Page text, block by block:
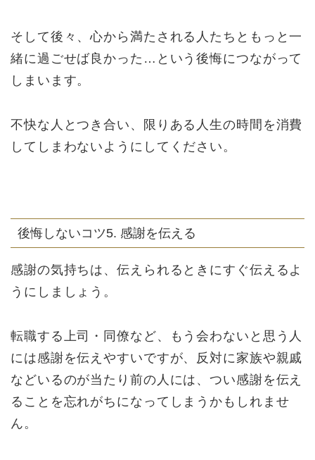
そして後々、心から満たされる人たちともっと一
緒に過ごせば良かった…という後悔につながって
しまいます。
不快な人とつき合い、限りある人生の時間を消費
してしまわないようにしてください。
後悔しないコツ5. 感謝を伝える
感謝の気持ちは、伝えられるときにすぐ伝えるよ
うにしましょう。
転職する上司・同僚など、もう会わないと思う人
には感謝を伝えやすいですが、反対に家族や親戚
などいるのが当たり前の人には、つい感謝を伝え
ることを忘れがちになってしまうかもしれませ
ん。